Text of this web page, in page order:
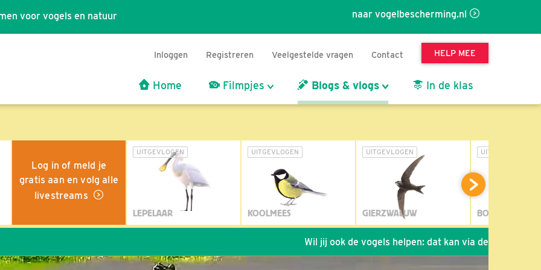
naar vogelbescherming.nl
voor vogels en natuur
Inloggen Registreren Veelgestelde vragen Contact HELP MEE
Home Filmpjes Blogs & vlogs In de klas
Log in of meld je
gratis aan en volg alle
livestreams
UITGEVLOGEN
LEPELAAR
UITGEVLOGEN
KOOLMEES
UITGEVLOGEN
GIERZWALUW
UITGEVLOGEN
BOSUIL
Wil jij ook de vogels helpen: dat kan via de link!